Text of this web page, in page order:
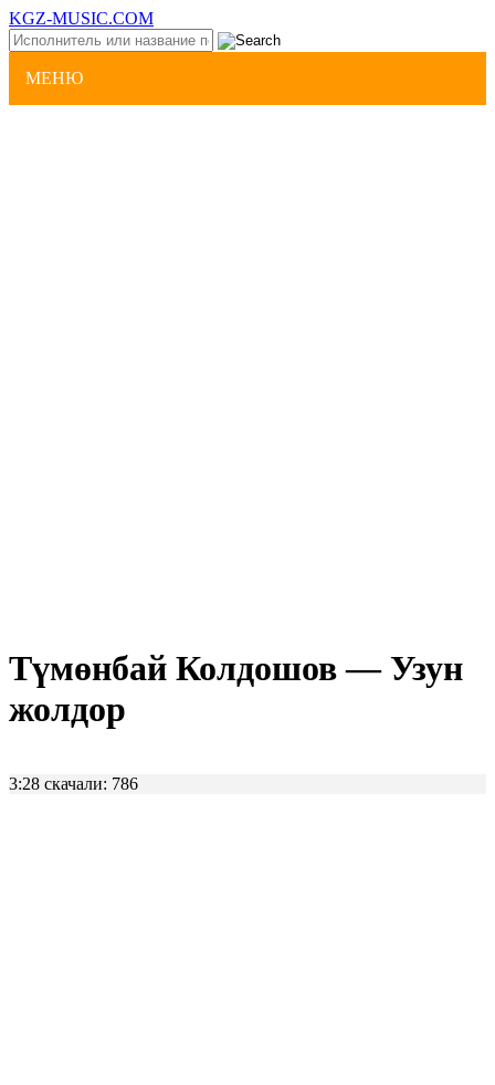
KGZ-MUSIC.COM
МЕНЮ
Түмөнбай Колдошов — Узун
жолдор
3:28 скачали: 786